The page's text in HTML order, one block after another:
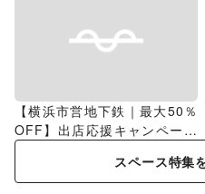
【横浜市営地下鉄｜最大50％
OFF】出店応援キャンペーン
特集
スペース特集